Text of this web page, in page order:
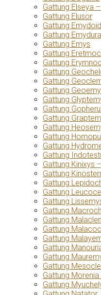
Gattung Elseya
Gattung Elusor
Gattung
Gattung
Gattung Emys
Gattung
Gattung
Gattung
Gattung
Gattung
Gattung
Gattung
Gattung
Gattung
Gattung
Gattung
Gattung
Gattung Kinixys
Gattung
Gattung
Gattung
Gattung
Gattung
Gattung
Gattung
Gattung
Gattung
Gattung
Gattung
Gattung
Gattung